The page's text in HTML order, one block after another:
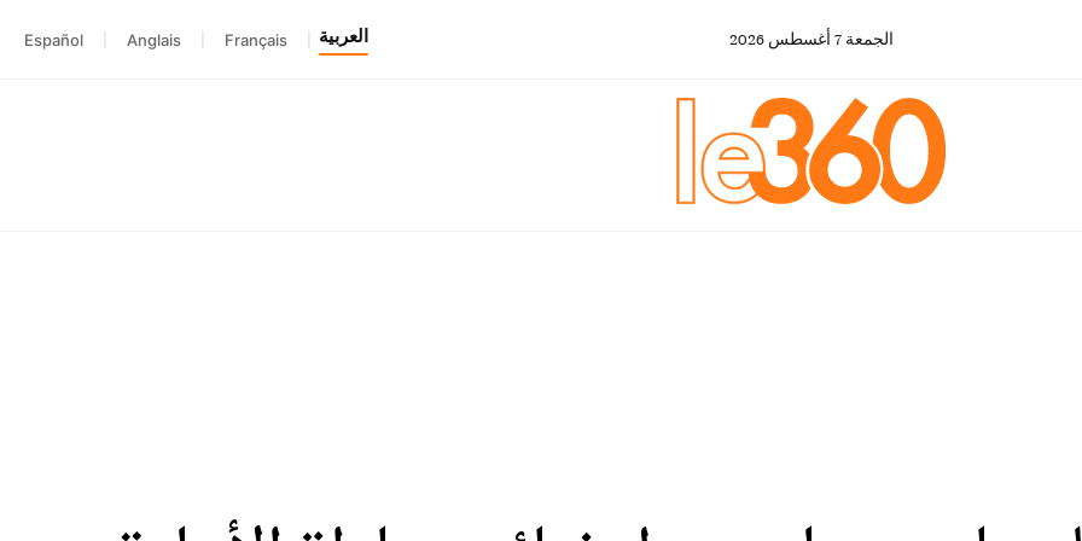
الجمعة 7 أغسطس 2026 العربية Français
Anglais
Español